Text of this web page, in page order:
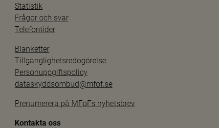
Statistik
Frågor och svar
Telefontider
Blanketter
Tillgänglighetsredogörelse
Personuppgiftspolicy
dataskyddsombud@mfof.se
Prenumerera på MFoFs nyhetsbrev
Kontakta oss